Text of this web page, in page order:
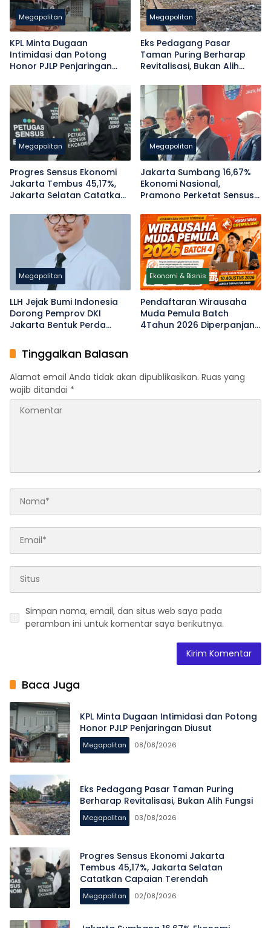
Megapolitan
KPL Minta Dugaan
Intimidasi dan Potong
Honor PJLP Penjaringan
Megapolitan
Eks Pedagang Pasar
Taman Puring Berharap
Revitalisasi, Bukan Alih
Megapolitan
Progres Sensus Ekonomi
Jakarta Tembus 45,17%,
Jakarta Selatan Catatkan
Megapolitan
Jakarta Sumbang 16,67%
Ekonomi Nasional,
Pramono Perketat Sensus
Jabodetabek
Megapolitan
LLH Jejak Bumi Indonesia
Dorong Pemprov DKI
Jakarta Bentuk Perda
APK Pascapemilu
Ekonomi & Bisnis
Pendaftaran Wirausaha
Muda Pemula Batch
4Tahun 2026 Diperpanjang
Tinggalkan Balasan
Alamat email Anda tidak akan dipublikasikan. Ruas yang
wajib ditandai *
Simpan nama, email, dan situs web saya pada
peramban ini untuk komentar saya berikutnya.
Baca Juga
KPL Minta Dugaan Intimidasi dan Potong
Honor PJLP Penjaringan Diusut
Megapolitan 08/08/2026
Eks Pedagang Pasar Taman Puring
Berharap Revitalisasi, Bukan Alih Fungsi
Megapolitan 03/08/2026
Progres Sensus Ekonomi Jakarta
Tembus 45,17%, Jakarta Selatan
Catatkan Capaian Terendah
Megapolitan 02/08/2026